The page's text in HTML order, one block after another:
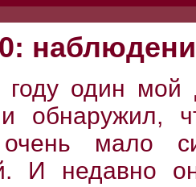
один мой
очень мало
И недавно